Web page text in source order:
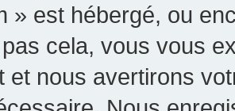
» est hébergé, ou
cela, vous vous
et nous avertirons